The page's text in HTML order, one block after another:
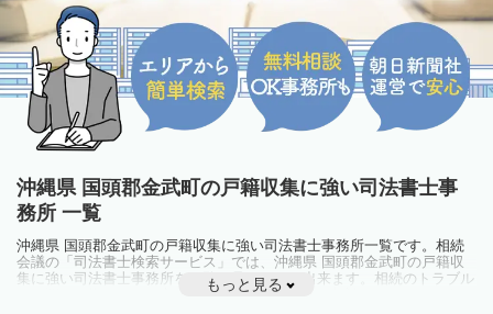
沖縄県 国頭郡金武町の戸籍収集に強い司法書士事
務所 一覧
沖縄県 国頭郡金武町の戸籍収集に強い司法書士事務所一覧です。相続
会議の「司法書士検索サービス」では、沖縄県 国頭郡金武町の戸籍収
集に強い司法書士事務所を一覧で見ることが出来ます。相続のトラブル
やお悩みを抱えている方は一度近隣の司法書士に相談してみましょう。
もっと見る